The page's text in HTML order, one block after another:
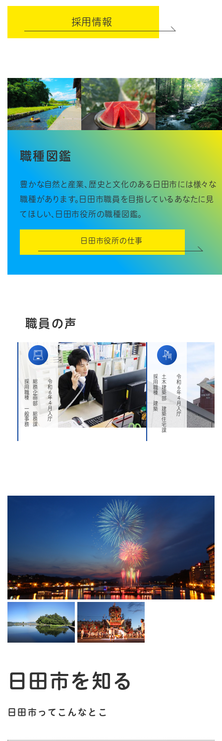
採用情報
職種図鑑
豊かな自然と産業、歴史と文化のある日田市には様々な
職種があります。日田市職員を目指しているあなたに見
てほしい、日田市役所の職種図鑑。
日田市役所の仕事
職員の声
令和6年4月入庁
総務企画部 総務課
採用職種 一般事務 令和6年4月入庁
土木建築部 建築住宅課
採用職種 建築
日田市を知る
日田市ってこんなとこ